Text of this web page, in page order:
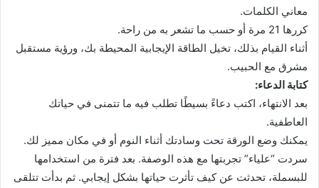
معاني الكلمات.
كررها 21 مرة أو حسب ما تشعر به من راحة.
أثناء القيام بذلك، تخيل الطاقة الإيجابية المحيطة بك، ورؤية مستقبل
مشرق مع الحبيب.
كتابة الدعاء:
بعد الانتهاء، اكتب دعاءً بسيطًا تطلب فيه ما تتمنى في حياتك
العاطفية.
يمكنك وضع الورقة تحت وسادتك أثناء النوم أو في مكان مميز لك.
سردت “علياء” تجربتها مع هذه الوصفة. بعد فترة من استخدامها
للبسملة، تحدثت عن كيف تأثرت حياتها بشكل إيجابي. ثم بدأت تتلقى